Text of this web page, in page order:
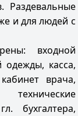
Раздевальные
и для людей с
входной
одежды, касса,
врача,
бухгалтера,